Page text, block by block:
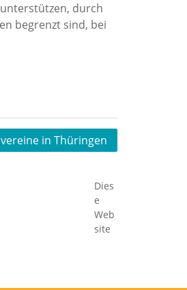
durch
begrenzt sind, bei
in Thüringen
Dies
e
Web
site